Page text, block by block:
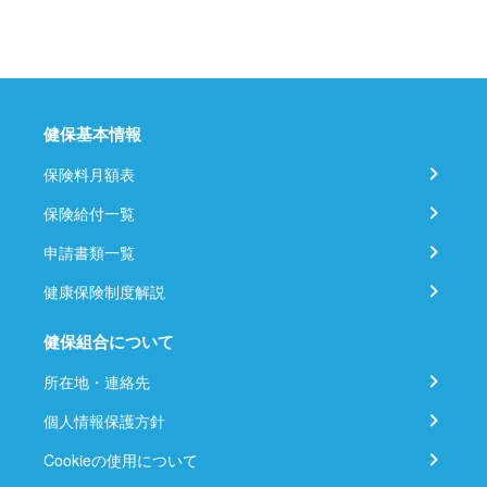
健保基本情報
保険料月額表
保険給付一覧
申請書類一覧
健康保険制度解説
健保組合について
所在地・連絡先
個人情報保護方針
Cookieの使用について